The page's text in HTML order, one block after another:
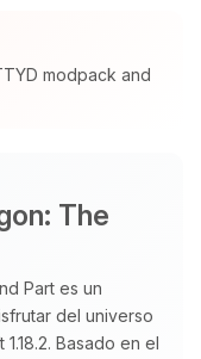
modpack and
The
Part es un
del universo
Basado en el